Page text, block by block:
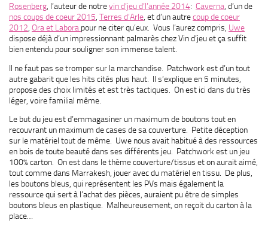
Rosenberg, l’auteur de notrevin d’jeu d’l’année 2014: Caverna, d’un de
nos coups de coeur 2015, Terres d’Arle, et d’un autrecoup de coeur
2012, Ora et Labora pour ne citer qu’eux. Vous l’aurez compris, Uwe
dispose déjà d’un impressionnant palmarès chez Vin d’jeu et ça suffit
bien entendu pour souligner son immense talent.
Il ne faut pas se tromper sur la marchandise. Patchwork est d’un tout
autre gabarit que les hits cités plus haut. Il s’explique en 5 minutes,
propose des choix limités et est très tactiques. On est ici dans du très
léger, voire familial même.
Le but du jeu est d’emmagasiner un maximum de boutons tout en
recouvrant un maximum de cases de sa couverture. Petite déception
sur le matériel tout de même. Uwe nous avait habitué à des ressources
en bois de toute beauté dans ses différents jeu. Patchwork est un jeu
100% carton. On est dans le thème couverture/tissus et on aurait aimé,
tout comme dans Marrakesh, jouer avec du matériel en tissu. De plus,
les boutons bleus, qui représentent les PVs mais également la
ressource qui sert à l’achat des pièces, auraient pu être de simples
boutons bleus en plastique. Malheureusement, on reçoit du carton à la
place…